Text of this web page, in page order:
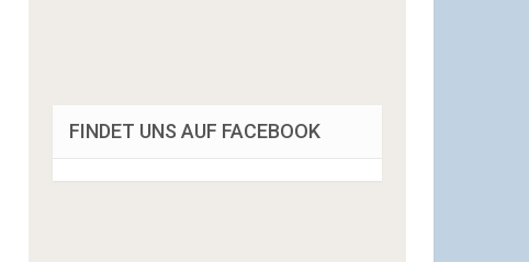
FINDET UNS AUF FACEBOOK